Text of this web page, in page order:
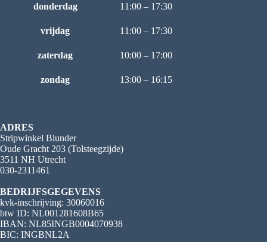
donderdag 11:00 – 17:30
vrijdag 11:00 – 17:30
zaterdag 10:00 – 17:00
zondag 13:00 – 16:15
ADRES
Stripwinkel Blunder
Oude Gracht 203 (Tolsteegzijde)
3511 NH Utrecht
030-2311461
BEDRIJFSGEGEVENS
kvk-inschrijving: 30060016
btw ID: NL001281608B65
IBAN: NL85INGB0004070938
BIC: INGBNL2A